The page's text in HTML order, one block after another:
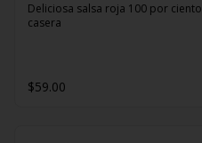
Deliciosa salsa roja 100 por ciento
casera
$59.00